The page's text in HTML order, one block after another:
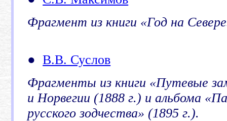
Фрагмент из книги «Год на
●В.В. Суслов
Фрагменты из книги «Путевые
и Норвегии (1888 г.) и альбома
русского зодчества» (1895 г.).